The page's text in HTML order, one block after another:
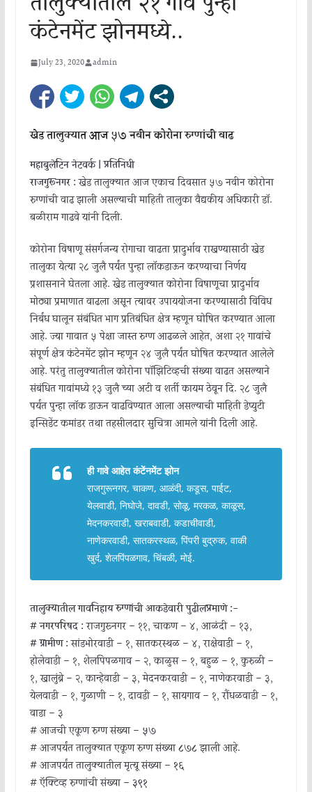
कंटेनमेंट झोनमध्ये..
July 23, 2020 admin
खेड तालुक्यात आज ५७ नवीन कोरोना रुग्णांची वाढ
महाबुलेटिन नेटवर्क | प्रतिनिधी
राजगुरूनगर :खेड तालुक्यात आज एकाच दिवसात ५७ नवीन कोरोना
रुग्णांची वाढ झाली असल्याची माहिती तालुका वैद्यकीय अधिकारी डॉ.
बळीराम गाढवे यांनी दिली.
कोरोना विषाणू संसर्गजन्य रोगाचा वाढता प्रादुर्भाव राखण्यासाठी खेड
तालुका येत्या २८ जुलै पर्यंत पुन्हा लॉकडाऊन करण्याचा निर्णय
प्रशासनाने घेतला आहे. खेड तालुक्यात कोरोना विषाणूचा प्रादुर्भाव
मोठ्या प्रमाणात वाढला असून त्यावर उपाययोजना करण्यासाठी विविध
निर्बंध घालून संबंधित भाग प्रतिबंधित क्षेत्र म्हणून घोषित करण्यात आला
आहे. ज्या गावात ५ पेक्षा जास्त रुग्ण आढळले आहेत, अशा २१ गावांचे
संपूर्ण क्षेत्र कंटेनमेंट झोन म्हणून २४ जुलै पर्यंत घोषित करण्यात आलेले
आहे. परंतु तालुक्यातील कोरोना पॉझिटिव्हची संख्या वाढत असल्याने
संबंधित गावांमध्ये १३ जुलै च्या अटी व शर्ती कायम ठेवून दि. २८ जुलै
पर्यंत पुन्हा लॉक डाऊन वाढविण्यात आला असल्याची माहिती डेप्युटी
इन्सिडेंट कमांडर तथा तहसीलदार सुचित्रा आमले यांनी दिली आहे.
ही गावे आहेत कंटेंनमेंट झोन
राजगुरूनगर, चाकण, आळंदी, कडूस, पाईट,
येलवाडी, निघोजे, दावडी, सोळू, मरकळ, काळूस,
मेदनकरवाडी, खराबवाडी, कडाचीवाडी,
नाणेकरवाडी, सातकरस्थळ, पिंपरी बुद्रुक, वाकी
खुर्द, शेलपिंपळगाव, चिंबळी, मोई.
तालुक्यातील गावनिहाय रुग्णांची आकडेवारी पुढीलप्रमाणे :-
# नगरपरिषद :राजगुरूनगर – ११, चाकण – ४, आळंदी – १३,
# ग्रामीण :सांडभोरवाडी – १, सातकरस्थळ – ४, राक्षेवाडी – १,
होलेवाडी – १, शेलपिंपळगाव – २, काळुस – १, बहुळ – १, कुरुळी –
१, खालुंब्रे – २, कान्हेवाडी – ३, मेदनकरवाडी – १, नाणेकरवाडी – ३,
येलवाडी – १, गुळाणी – १, दावडी – १, सायगाव – १, रौंधळवाडी – १,
वाडा – ३
# आजची एकूण रुग्ण संख्या – ५७
# आजपर्यंत तालुक्यात एकूण रुग्ण संख्या८७८झाली आहे.
# आजपर्यंत तालुक्यातील मृत्यू संख्या – १६
# ऍक्टिव्ह रुग्णांची संख्या – ३९१